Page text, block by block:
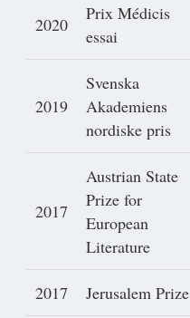
2020
Prix Médicis
essai
2019
Svenska
Akademiens
nordiske pris
2017
Austrian State
Prize for
European
Literature
2017 Jerusalem Prize